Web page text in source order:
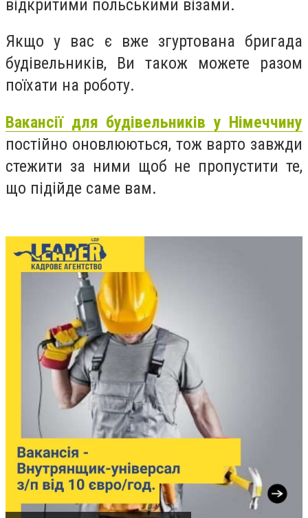
відкритими польськими візами.
Якщо у вас є вже згуртована бригада
будівельників, Ви також можете разом
поїхати на роботу.
Вакансії для будівельників у Німеччину
постійно оновлюються, тож варто завжди
стежити за ними щоб не пропустити те,
що підійде саме вам.